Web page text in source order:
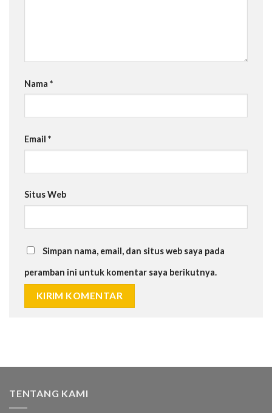
Nama *
Email *
Situs Web
Simpan nama, email, dan situs web saya pada
peramban ini untuk komentar saya berikutnya.
TENTANG KAMI